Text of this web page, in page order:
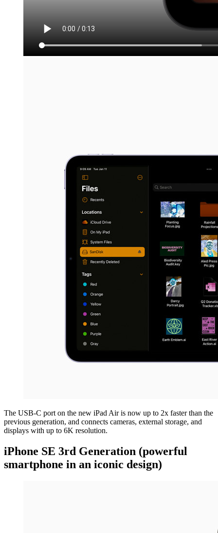
The USB-C port on the new iPad Air is now up to 2x faster than the
previous generation, and connects cameras, external storage, and
displays with up to 6K resolution.
iPhone SE 3rd Generation (powerful
smartphone in an iconic design)